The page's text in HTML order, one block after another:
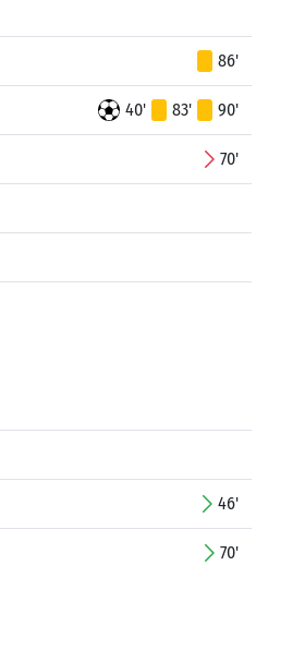
86'
40' 83' 90'
70'
46'
70'